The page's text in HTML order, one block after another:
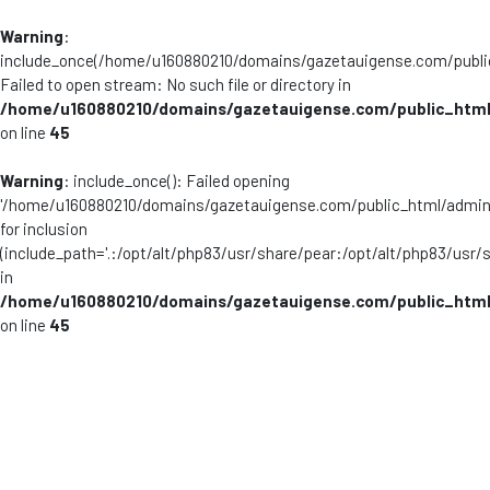
Warning:
include_once(/home/u160880210/domains/gazetauigense.com/
Failed to open stream: No such file or directory in
/home/u160880210/domains/gazetauigense.com/
on line 45
Warning: include_once(): Failed opening
'/home/u160880210/domains/gazetauigense.com/public_html/
for inclusion
(include_path='.:/opt/alt/php83/usr/share/pear:/opt/alt/php83/
in
/home/u160880210/domains/gazetauigense.com/
on line 45